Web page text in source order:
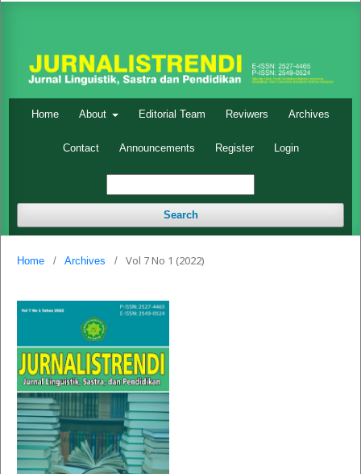
Home About Editorial Team Reviwers Archives
Contact Announcements Register Login
Search
Home / Archives / Vol 7 No 1 (2022)